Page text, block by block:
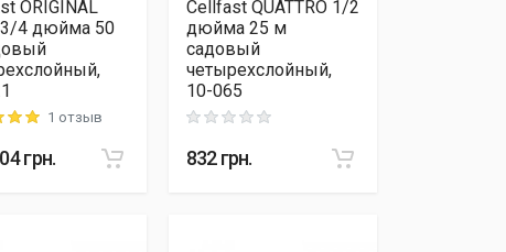
ORIGINAL
3/4 дюйма 50
out of 51 отзыв
грн.
Cellfast QUATTRO 1/2
дюйма 25 м
садовый
четырехслойный,
10-065
Rating: 0 out of 5
832 грн.